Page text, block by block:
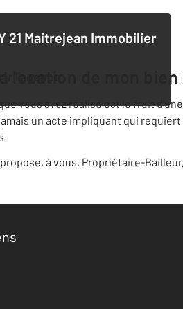
21 Maitrejean Immobilier
location de mon bien
vous avez réalisé est le fruit
un acte impliquant qui
propose, à vous, Propriétaire-